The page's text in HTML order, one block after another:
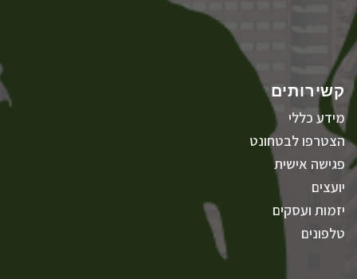
קשירותים
מידע כללי
הצטרפו לבטחונט
פגישה אישית
יועצים
יזמות ועסקים
טלפונים